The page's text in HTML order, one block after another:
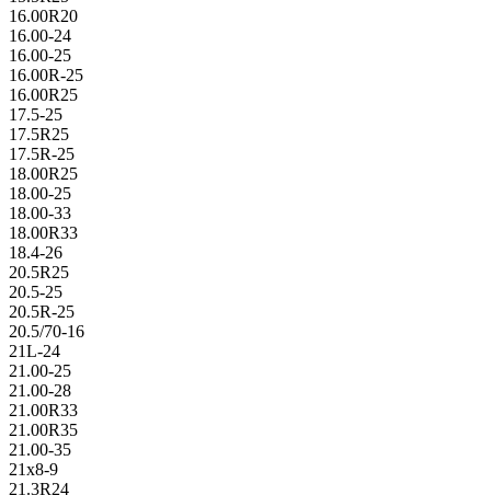
16.00R20
16.00-24
16.00-25
16.00R-25
16.00R25
17.5-25
17.5R25
17.5R-25
18.00R25
18.00-25
18.00-33
18.00R33
18.4-26
20.5R25
20.5-25
20.5R-25
20.5/70-16
21L-24
21.00-25
21.00-28
21.00R33
21.00R35
21.00-35
21x8-9
21.3R24